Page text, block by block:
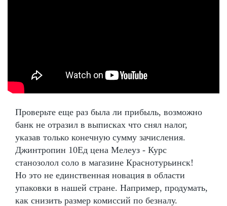
Проверьте еще раз была ли прибыль, возможно
банк не отразил в выписках что снял налог,
указав только конечную сумму зачисления.
Джинтропин 10Ед цена Мелеуз - Курс
станозолол соло в магазине Краснотурьинск!
Но это не единственная новация в области
упаковки в нашей стране. Например, продумать,
как снизить размер комиссий по безналу.